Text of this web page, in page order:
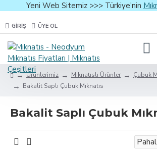
Yeni Web Sitemiz >>> Türkiye'nin
GIRIŞ ÜYE OL
Ürünlerimiz Mıknatıslı Ürünler
Çubuk
Bakalit Saplı Çubuk Mıknatıs
Bakalit Saplı Çubuk